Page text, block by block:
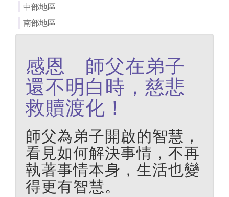
中部地區
南部地區
感恩 師父在弟子
還不明白時，慈悲
救贖渡化！
師父為弟子開啟的智慧，
看見如何解決事情，不再
執著事情本身，生活也變
得更有智慧。